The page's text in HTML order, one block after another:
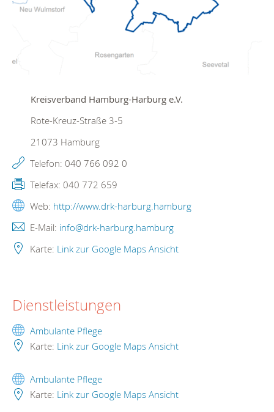
Kreisverband Hamburg-Harburg e.V.
Rote-Kreuz-Straße 3-5
21073 Hamburg
Telefon: 040 766 092 0
Telefax: 040 772 659
Web: http://www.drk-harburg.hamburg
E-Mail: info@drk-harburg.hamburg
Karte: Link zur Google Maps Ansicht
Dienstleistungen
Ambulante Pflege
Karte: Link zur Google Maps Ansicht
Ambulante Pflege
Karte: Link zur Google Maps Ansicht